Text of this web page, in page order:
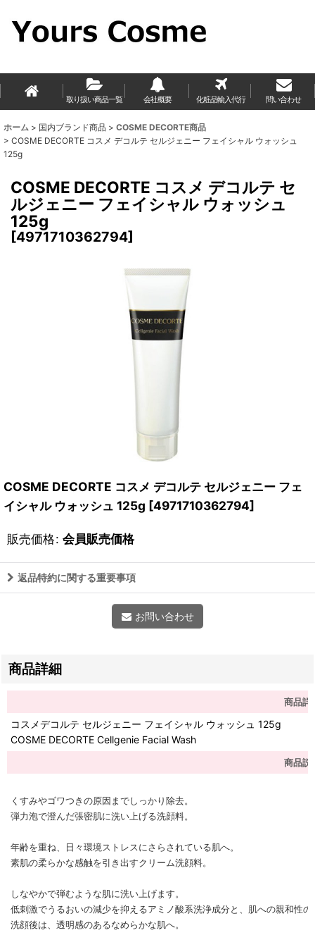
取り扱い商品一覧 会社概要 化粧品輸入代行 問い合わせ
ホーム > 国内ブランド商品 > COSME DECORTE商品
> COSME DECORTE コスメ デコルテ セルジェニー フェイシャル ウォッシュ
125g
COSME DECORTE コスメ デコルテ セ
ルジェニー フェイシャル ウォッシュ
125g
[4971710362794]
COSME DECORTE コスメ デコルテ セルジェニー フェ
イシャル ウォッシュ 125g [4971710362794]
販売価格: 会員販売価格
返品特約に関する重要事項
お問い合わせ
商品詳細
商品詳
コスメデコルテ セルジェニー フェイシャル ウォッシュ 125g
COSME DECORTE Cellgenie Facial Wash
商品説
くすみやゴワつきの原因までしっかり除去。
弾力泡で澄んだ張密肌に洗い上げる洗顔料。
年齢を重ね、日々環境ストレスにさらされている肌へ。
素肌の柔らかな感触を引き出すクリーム洗顔料。
しなやかで弾むような肌に洗い上げます。
低刺激でうるおいの減少を抑えるアミノ酸系洗浄成分と、肌への親和性
洗顔後は、透明感のあるなめらかな肌へ。